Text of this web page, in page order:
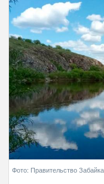
Фото: Правительство